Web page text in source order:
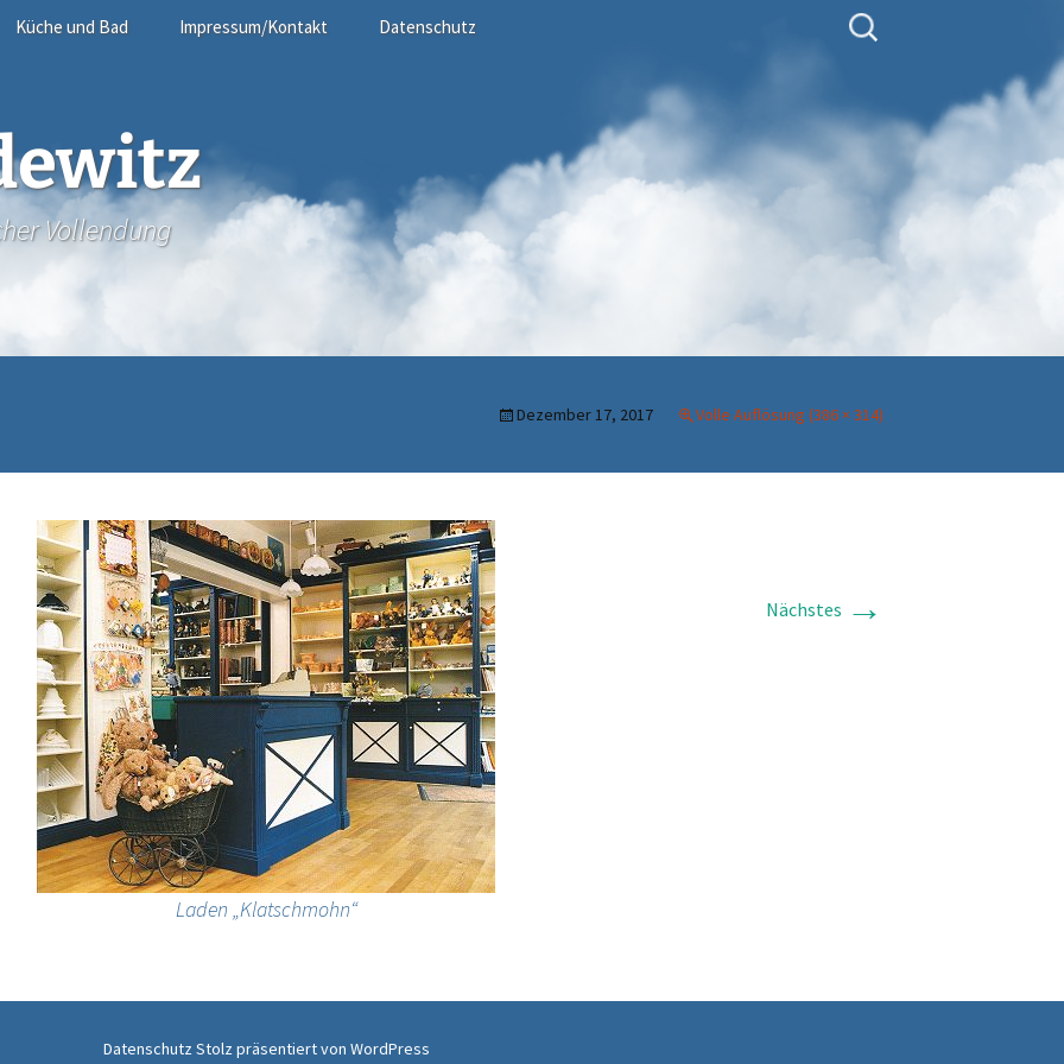
Vollendung
Küche und Bad Impressum/Kontakt Datenschutz
Suchen
nach:
Dezember 17, 2017 Volle Auflösung (386 × 314)
Nächstes →
Laden „Klatschmohn“
DatenschutzStolz präsentiert von WordPress